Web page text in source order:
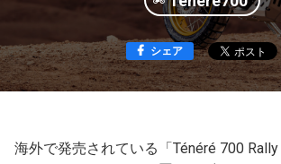
シェア
海外で発売されている「Ténéré 700